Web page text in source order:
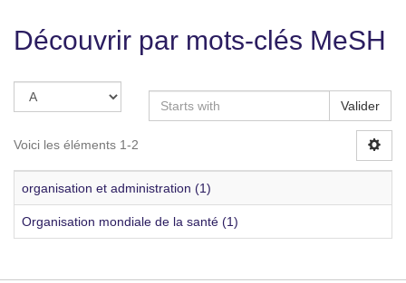
Découvrir par mots-clés MeSH
Valider
Voici les éléments 1-2
organisation et administration (1)
Organisation mondiale de la santé (1)